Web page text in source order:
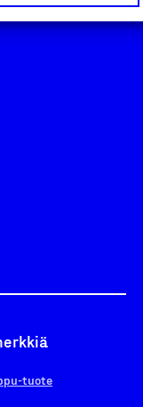
tuote